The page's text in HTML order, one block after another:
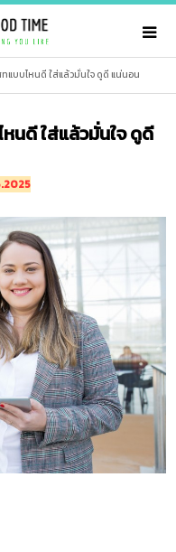
แบบไหนดี ใส่แล้วมั่นใจ ดูดี แน่นอน
นดี ใส่แล้วมั่นใจ ดูดี